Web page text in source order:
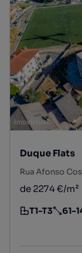
Duque Flats
de 2274 €/m²
Tipologia
T1-T3
Preço por 61-